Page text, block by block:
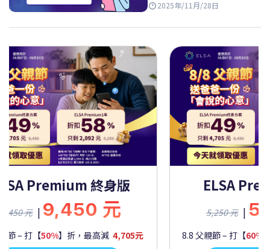
2025年/11月/28日
Premium 一年
元 |5,250 元
打【60% 】折，最高減2,092元
ELSA
9,450 元 |
8.8 父親節 – 打【50% 】折